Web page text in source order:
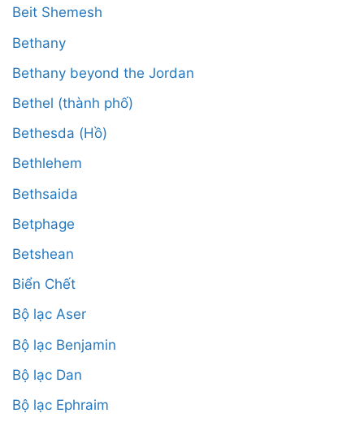
Beit Shemesh
Bethany
Bethany beyond the Jordan
Bethel (thành phố)
Bethesda (Hồ)
Bethlehem
Bethsaida
Betphage
Betshean
Biển Chết
Bộ lạc Aser
Bộ lạc Benjamin
Bộ lạc Dan
Bộ lạc Ephraim